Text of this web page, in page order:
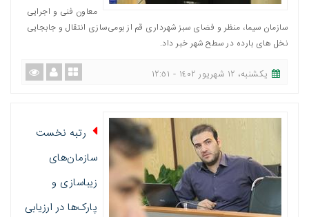
معاون فنی و اجرایی
سازمان سیما، منظر و فضای سبز شهرداری قم از بومی‌سازی انتقال و جابجایی
نخل های بارده در سطح شهر خبر داد.
یکشنبه، ١٢ شهریور ١٤٠٢ - ١٢:٥١
رتبه نخست
سازمان‌های
زیباسازی و
پارک‌ها در ارزیابی